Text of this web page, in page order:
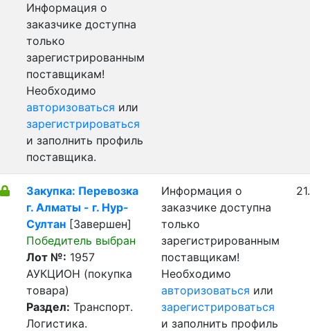
Информация о
заказчике доступна
только
зарегистрированным
поставщикам!
Необходимо
авторизоваться или
зарегистрироваться
и заполнить профиль
поставщика.
Закупка: Перевозка
г. Алматы - г. Нур-
Султан [Завершен]
Победитель выбран
Лот №: 1957
АУКЦИОН (покупка
товара)
Раздел: Транспорт.
Логистика.
Информация о
заказчике доступна
только
зарегистрированным
поставщикам!
Необходимо
авторизоваться или
зарегистрироваться
и заполнить профиль